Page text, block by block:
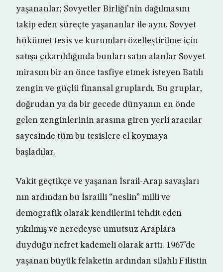
yaşananlar; Sovyetler Birliği’nin dağılmasını
takip eden süreçte yaşananlar ile aynı. Sovyet
hükümet tesis ve kurumları özelleştirilme için
satışa çıkarıldığında bunları satın alanlar Sovyet
mirasını bir an önce tasfiye etmek isteyen Batılı
zengin ve güçlü finansal gruplardı. Bu gruplar,
doğrudan ya da bir gecede dünyanın en önde
gelen zenginlerinin arasına giren yerli aracılar
sayesinde tüm bu tesislere el koymaya
başladılar.
Vakit geçtikçe ve yaşanan İsrail-Arap savaşları
nın ardından bu İsrailli “neslin” milli ve
demografik olarak kendilerini tehdit eden
yıkılmış ve neredeyse umutsuz Araplara
duyduğu nefret kademeli olarak arttı. 1967’de
yaşanan büyük felaketin ardından silahlı Filistin